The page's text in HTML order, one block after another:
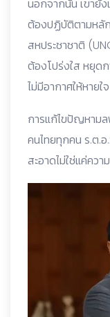
นอกจากนั้น เขายัง
ต้องปฏิบัติตามหลั
สหประชาชาติ
ต้องโปร่งใส หยุด
ไม่มีอากาศให้หายใ
การแก้ไขปัญหาม
คนไทยทุกคน ร.ต.
สะอาดไม่ใช่แค่คว